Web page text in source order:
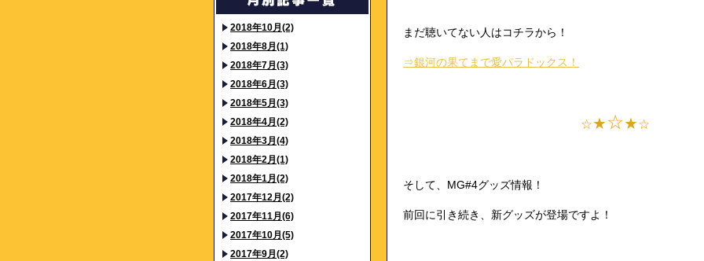
2018年10月(2)
2018年8月(1)
2018年7月(3)
2018年6月(3)
2018年5月(3)
2018年4月(2)
2018年3月(4)
2018年2月(1)
2018年1月(2)
2017年12月(2)
2017年11月(6)
2017年10月(5)
2017年9月(2)
まだ聴いてない人はコチラから！
⇒銀河の果てまで愛パラドックス！
☆★☆★☆
そして、MG#4グッズ情報！
前回に引き続き、新グッズが登場ですよ！